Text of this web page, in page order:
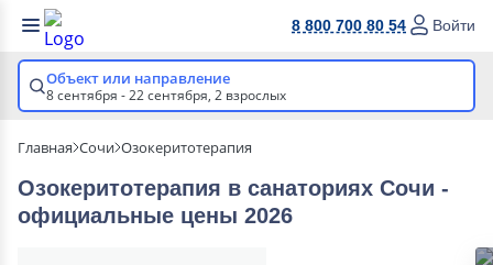
8 800 700 80 54 Войти
Объект или направление
8 сентября - 22 сентября, 2 взрослых
Главная Сочи Озокеритотерапия
Озокеритотерапия в cанаториях Сочи -
официальные цены 2026